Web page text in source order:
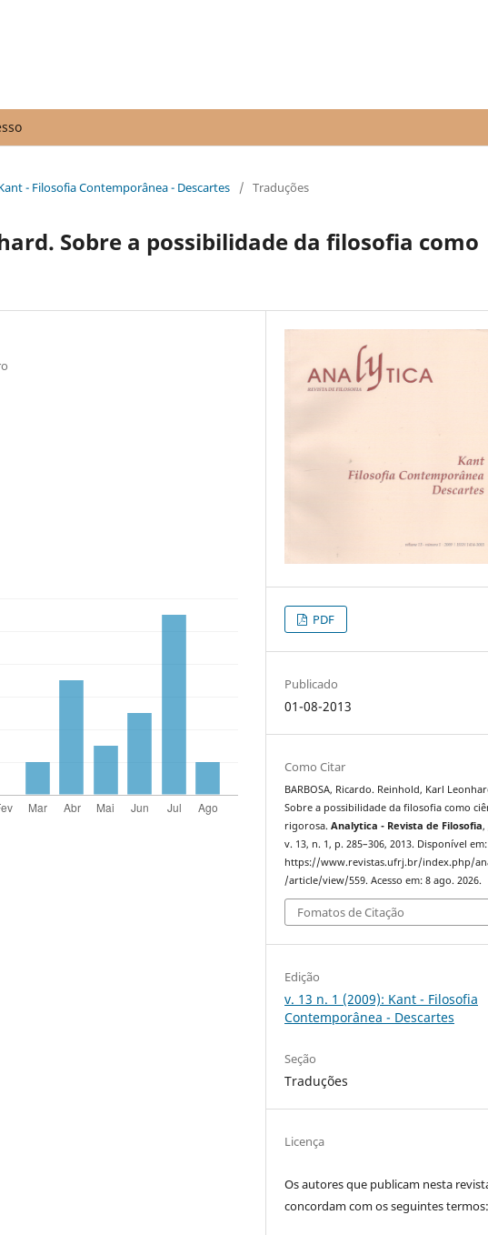
- Filosofia Contemporânea - Descartes / Traduções
Sobre a possibilidade da filosofia como
PDF
Publicado
01-08-2013
Como Citar
BARBOSA, Ricardo. Reinhold, Karl
Sobre a possibilidade da filosofia como
rigorosa.Analytica - Revista de Filosofia,
v. 13, n. 1, p. 285–306, 2013. Disponível em:
https://www.revistas.ufrj.br/index.php/
/article/view/559. Acesso em: 8 ago. 2026.
Fomatos de Citação
Edição
v. 13 n. 1 (2009): Kant - Filosofia
Contemporânea - Descartes
Seção
Traduções
Licença
Os autores que publicam nesta
concordam com os seguintes termos: